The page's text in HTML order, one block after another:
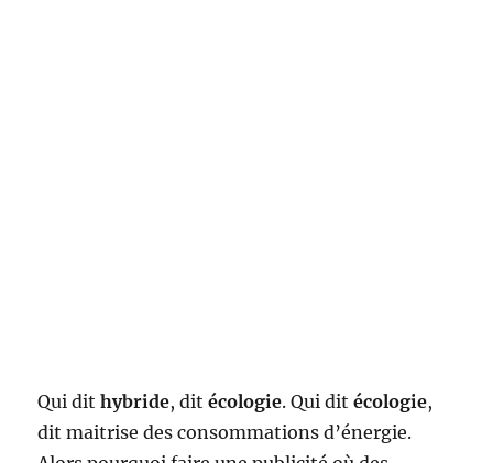
Qui dithybride, ditécologie. Qui ditécologie,
dit maitrise des consommations d’énergie.